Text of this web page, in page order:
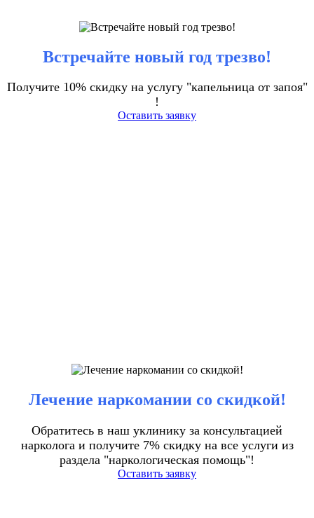
Встречайте новый год трезво!
Получите 10% скидку на услугу "капельница от запоя"
!
Оставить заявку
Лечение наркомании со скидкой!
Обратитесь в наш уклинику за консультацией
нарколога и получите 7% скидку на все услуги из
раздела "наркологическая помощь"!
Оставить заявку